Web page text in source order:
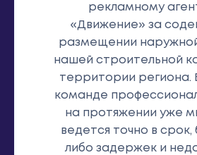
рекламному
«Движение» за
размещении
нашей строительной
территории региона.
команде
на протяжении уже
ведется точно в срок,
либо задержек и